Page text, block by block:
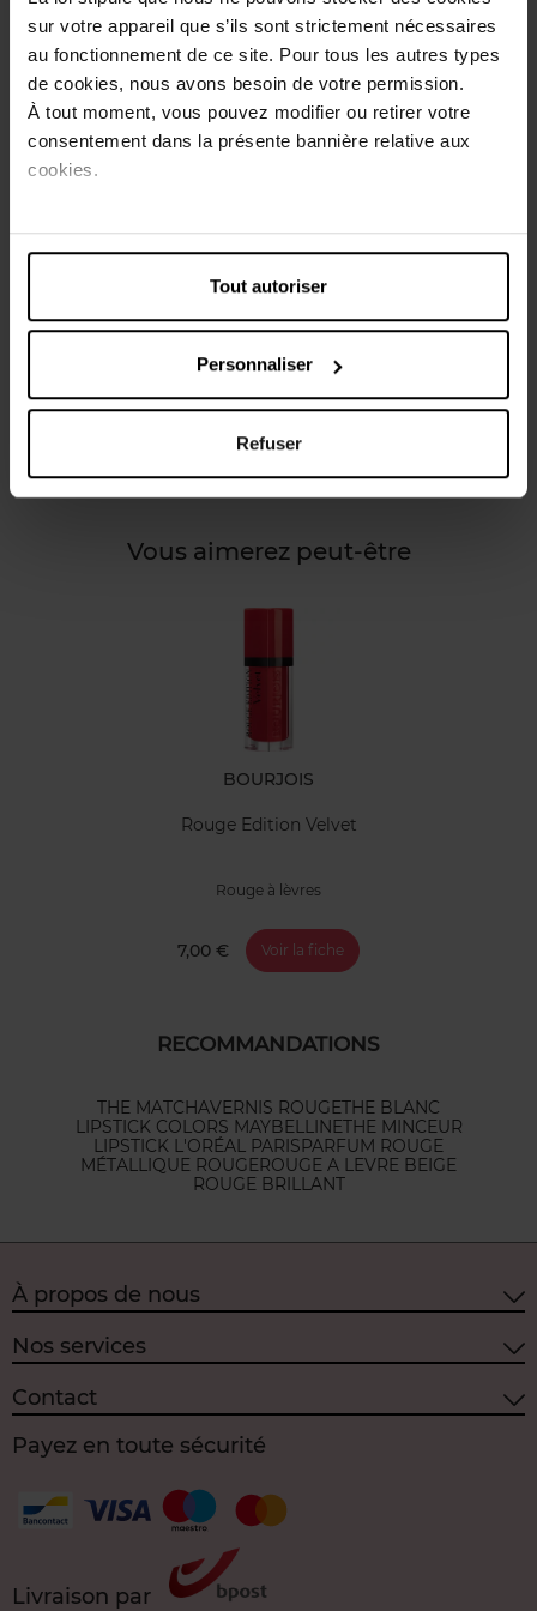
sur votre appareil que s’ils sont strictement nécessaires
au fonctionnement de ce site. Pour tous les autres types
de cookies, nous avons besoin de votre permission.
À tout moment, vous pouvez modifier ou retirer votre
consentement dans la présente bannière relative aux
cookies.
Tout autoriser
Personnaliser
Refuser
Description
Sa formule exclusive riche en pigments et complexe
hydratant vous assurent un fini velours doux et agréable à
qui tient toute la journée.
Ses diverses teintes exclusives répondent à toutes vos
envies, nude, dark ou rouge franc, tous les looks sont
Caractéristiques
Vous aimerez peut-être
BOURJOIS
Rouge Edition Velvet
Rouge à lèvres
7,00 € Voir la fiche
RECOMMANDATIONS
THE MATCHAVERNIS ROUGETHE BLANC
LIPSTICK COLORS MAYBELLINETHE MINCEUR
LIPSTICK L'ORÉAL PARISPARFUM ROUGE
MÉTALLIQUE ROUGEROUGE A LEVRE BEIGE
ROUGE BRILLANT
À propos de nous
Nos services
Contact
Payez en toute sécurité
Livraison par